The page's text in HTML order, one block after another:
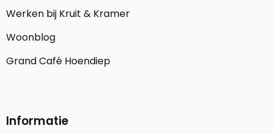
Werken bij Kruit & Kramer
Woonblog
Grand Café Hoendiep
Informatie